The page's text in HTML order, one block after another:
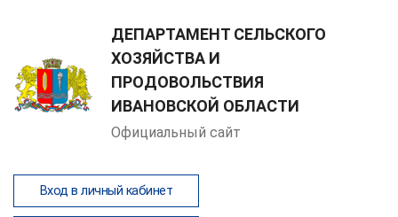
ДЕПАРТАМЕНТ СЕЛЬСКОГО
ХОЗЯЙСТВА И
ПРОДОВОЛЬСТВИЯ
ИВАНОВСКОЙ ОБЛАСТИ
Официальный сайт
Вход в личный кабинет